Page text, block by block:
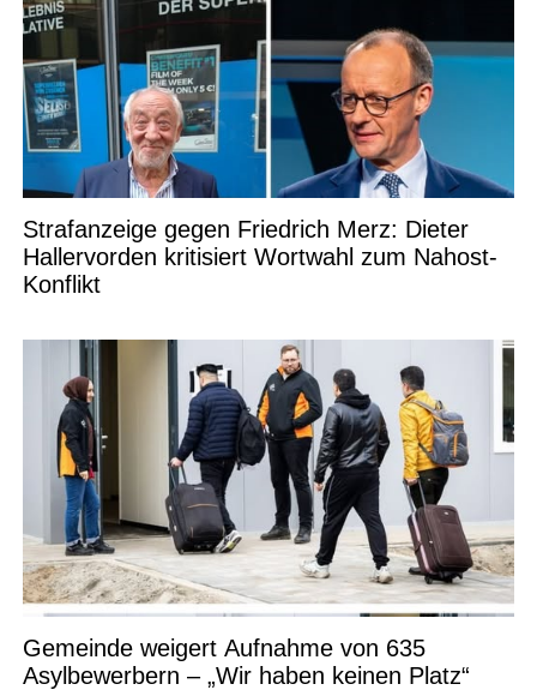
Strafanzeige gegen Friedrich Merz: Dieter
Hallervorden kritisiert Wortwahl zum Nahost-
Konflikt
Gemeinde weigert Aufnahme von 635
Asylbewerbern – „Wir haben keinen Platz“